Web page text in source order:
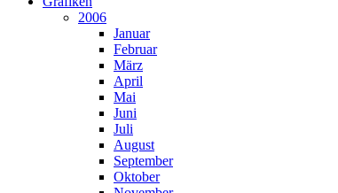
2006
Januar
Februar
März
April
Mai
Juni
Juli
August
September
Oktober